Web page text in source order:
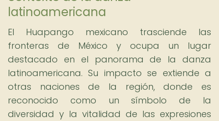
latinoamericana
El Huapango mexicano trasciende las
fronteras de México y ocupa un lugar
destacado en el panorama de la danza
latinoamericana. Su impacto se extiende a
otras naciones de la región, donde es
reconocido como un símbolo de la
diversidad y la vitalidad de las expresiones